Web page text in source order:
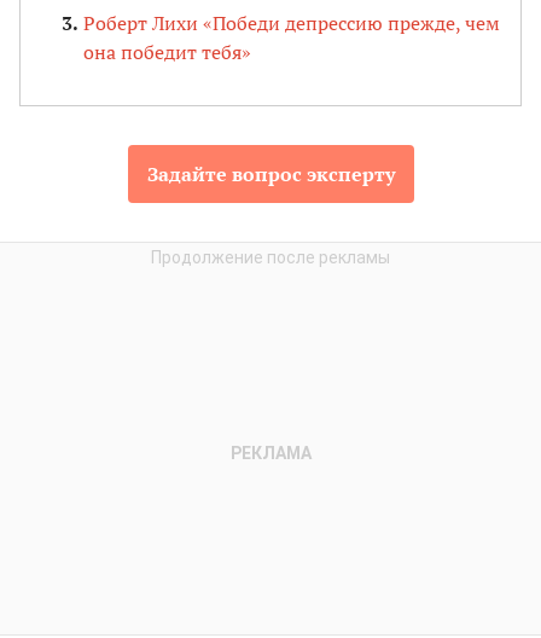
Роберт Лихи «Победи депрессию прежде, чем
она победит тебя»
Задайте вопрос эксперту